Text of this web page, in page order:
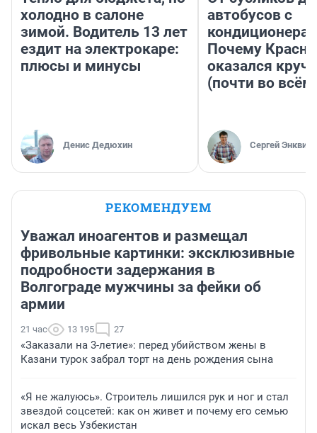
холодно в салоне
зимой. Водитель 13 лет
ездит на электрокаре:
плюсы и минусы
Денис Дедюхин
автобусов с
Почему
оказался
(почти во
Сергей Энквист
РЕКОМЕНДУЕМ
Уважал иноагентов и размещал
фривольные картинки: эксклюзивные
подробности задержания в
Волгограде мужчины за фейки об
армии
21 час 13 195 27
«Заказали на 3-летие»: перед убийством жены в
Казани турок забрал торт на день рождения сына
«Я не жалуюсь». Строитель лишился рук и ног и стал
звездой соцсетей: как он живет и почему его семью
искал весь Узбекистан